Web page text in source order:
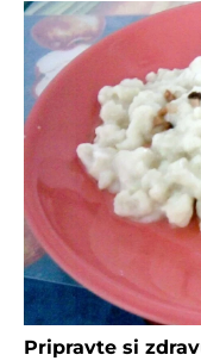
Pripravte si